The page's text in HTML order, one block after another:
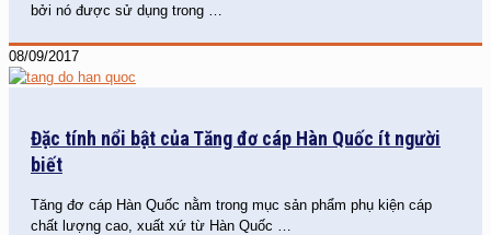
bởi nó được sử dụng trong
08/09/2017
Đặc tính nổi bật của Tăng đơ cáp Hàn Quốc ít người
biết
Tăng đơ cáp Hàn Quốc nằm trong mục sản phẩm phụ kiện cáp
chất lượng cao, xuất xứ từ Hàn Quốc